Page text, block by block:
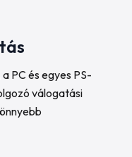
PC és egyes PS-
válogatási